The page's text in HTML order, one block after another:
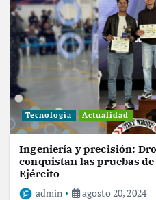
Tecnología Actualidad
Ingeniería y precisión:
conquistan las pruebas de
Ejército
admin
agosto 20, 2024